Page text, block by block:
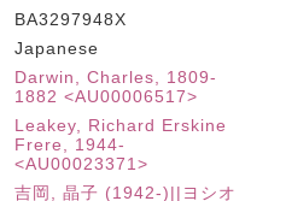
BA3297948X
Japanese
Darwin, Charles, 1809-
1882 <AU00006517>
Leakey, Richard Erskine
Frere, 1944-
<AU00023371>
吉岡, 晶子 (1942-)||ヨシオ